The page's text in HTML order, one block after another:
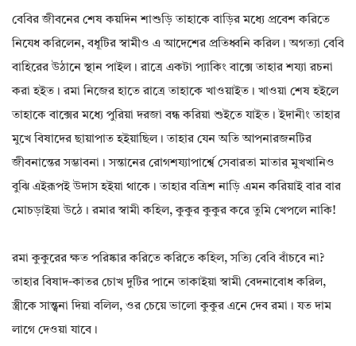
বেবির জীবনের শেষ কয়দিন শাশুড়ি তাহাকে বাড়ির মধ্যে প্রবেশ করিতে
নিযেধ করিলেন, বধূটির স্বামীও এ আদেশের প্রতিধ্বনি করিল। অগত্যা বেবি
বাহিরের উঠানে স্থান পাইল। রাত্রে একটা প্যাকিং বাক্সে তাহার শয্যা রচনা
করা হইত। রমা নিজের হাতে রাত্রে তাহাকে খাওয়াইত। খাওয়া শেষ হইলে
তাহাকে বাক্সের মধ্যে পুরিয়া দরজা বন্ধ করিয়া শুইতে যাইত। ইদানীং তাহার
মুখে বিষাদের ছায়াপাত হইয়াছিল। তাহার যেন অতি আপনারজনটির
জীবনান্তের সম্ভাবনা। সন্তানের রোগশয্যাপার্শ্বে সেবারতা মাতার মুখখানিও
বুঝি এইরূপই উদাস হইয়া থাকে। তাহার বত্রিশ নাড়ি এমন করিয়াই বার বার
মোচড়াইয়া উঠে। রমার স্বামী কহিল, কুকুর কুকুর করে তুমি খেপলে নাকি!
রমা কুকুরের ক্ষত পরিষ্কার করিতে করিতে কহিল, সত্যি বেবি বাঁচবে না?
তাহার বিষাদ-কাতর চোখ দুটির পানে তাকাইয়া স্বামী বেদনাবোধ করিল,
স্ত্রীকে সান্ত্বনা দিয়া বলিল, ওর চেয়ে ভালো কুকুর এনে দেব রমা। যত দাম
লাগে দেওয়া যাবে।